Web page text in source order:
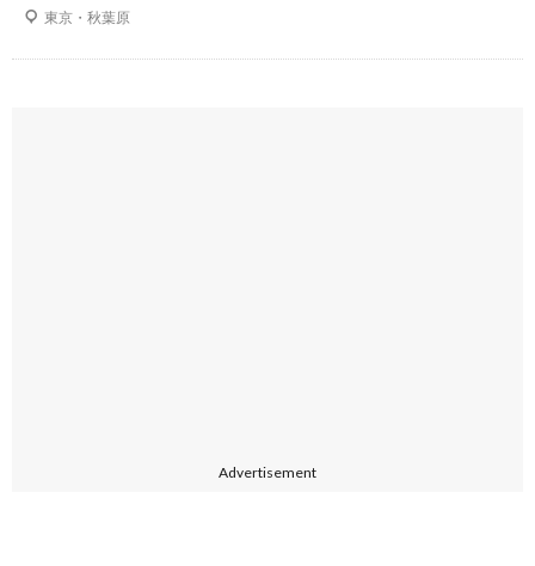
東京・秋葉原
Advertisement